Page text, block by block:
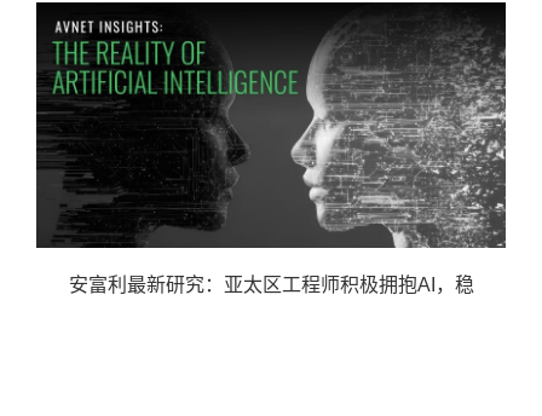
安富利最新研究：亚太区工程师积极拥抱AI，稳